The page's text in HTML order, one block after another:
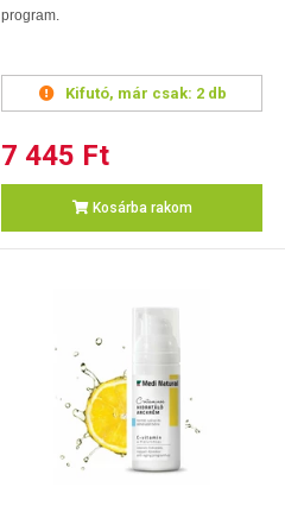
program.
Kifutó, már csak: 2 db
7 445 Ft
Kosárba rakom